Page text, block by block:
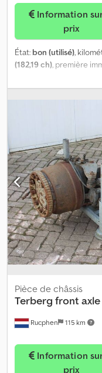
prix
État: bon (utilisé),
(182,19 ch), première
,
de cylindres : 6 État
demande Veuillez
d'informations. Dcjdpfx
Rucphen 115 km
Pièce de châssis
Terberg front axle
prix